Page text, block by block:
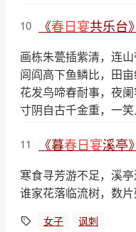
10 《春日宴共乐台
画栋朱甍插紫清，连山
闾阎高下鱼鳞比，田亩
花发鸟啼春耐事，夜阑
寸阴自古千金重，一笑
11 《暮春日宴溪亭
寒食寻芳游不足，溪亭
谁家花落临流树，数片
女子 讽刺